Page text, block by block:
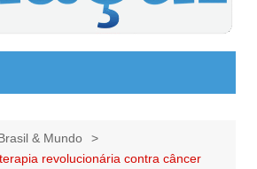
& Mundo
revolucionária contra câncer